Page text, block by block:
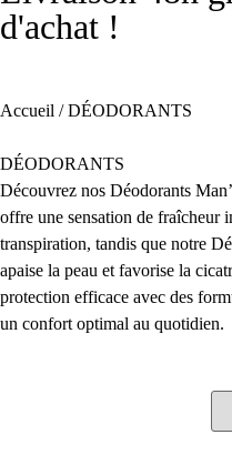
d'achat !
Accueil / DÉODORANTS
DÉODORANTS
Découvrez nos Déodorants
offre une sensation de fraîcheur
transpiration, tandis que notre
apaise la peau et favorise la
protection efficace avec des
un confort optimal au quotidien.